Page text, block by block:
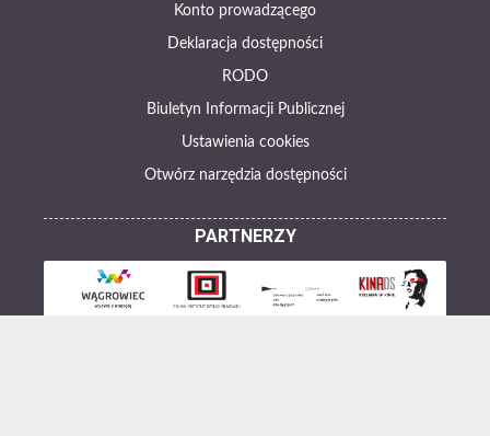
Konto prowadzącego
Deklaracja dostępności
RODO
Biuletyn Informacji Publicznej
Ustawienia cookies
Otwórz narzędzia dostępności
PARTNERZY